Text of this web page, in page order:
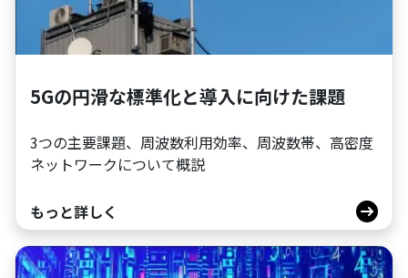
5Gの円滑な標準化と導入に向けた課題
3つの主要課題、周波数利用効率、周波数帯、高密度
ネットワークについて概説
もっと詳しく